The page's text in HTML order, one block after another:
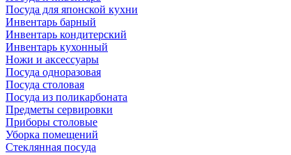
Посуда для японской кухни
Инвентарь барный
Инвентарь кондитерский
Инвентарь кухонный
Ножи и аксессуары
Посуда одноразовая
Посуда столовая
Посуда из поликарбоната
Предметы сервировки
Приборы столовые
Уборка помещений
Стеклянная посуда